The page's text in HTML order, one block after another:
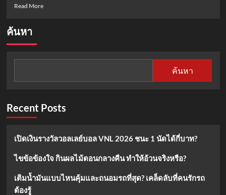
Read MoreRead
ฟรี
แอป
English
ค้นหา
ค้นหา
Recent Posts
เปิดเงินรางวัลวอลเลย์บอล VNL 2026 ชนะ 1 นัดได้กี่บาท?
ไขข้อข้องใจ กินผลไม้ตอนกลางคืน ทำให้อ้วนจริงหรือ?
เติมน้ำมันแบบไหนคุ้มและถนอมรถที่สุด? เคล็ดลับที่คนรักรถ
ต้องรู้